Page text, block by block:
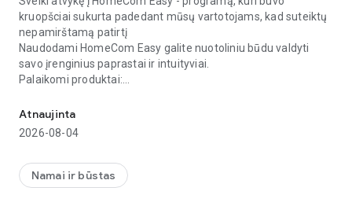
kruopšciai sukurta padedant mūsų vartotojams, kad suteiktų
nepamirštamą patirtį
Naudodami HomeCom Easy galite nuotoliniu būdu valdyti
savo įrenginius paprastai ir intuityviai.
Palaikomi produktai:
• Šilumos siurbliai: Compress 7800i LW (M) su Connect-Key
• Dujinis vandens šildytuvas: Therm 5000 Serija
Atnaujinta
2026-08-04
Namai ir būstas